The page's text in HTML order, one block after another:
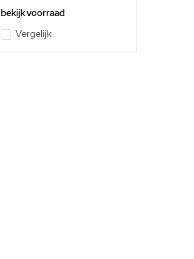
100c
bekijk voorraad
Vergelijk